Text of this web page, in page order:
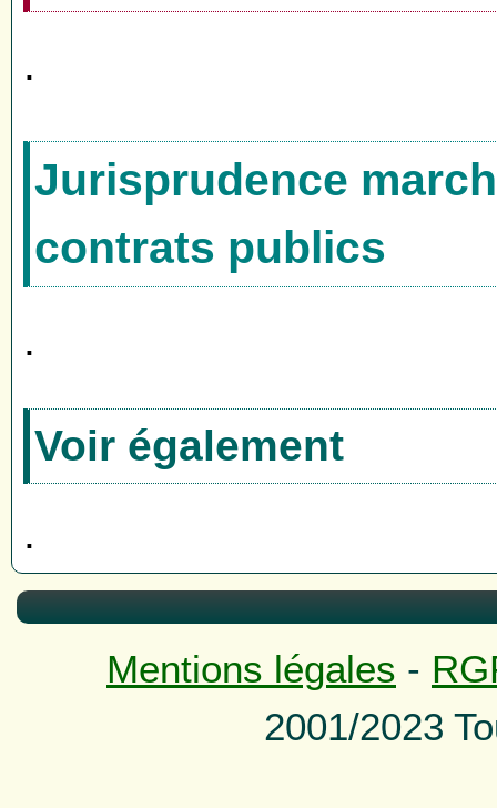
.
Jurisprudence
contrats publics
.
Voir également
.
Mentions légales -
2001/2023